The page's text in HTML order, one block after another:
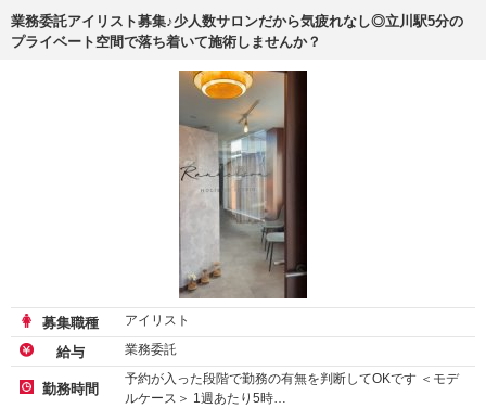
業務委託アイリスト募集♪少人数サロンだから気疲れなし◎立川駅5分の
プライベート空間で落ち着いて施術しませんか？
募集職種 アイリスト
給与 業務委託
勤務時間
予約が入った段階で勤務の有無を判断してOKです ＜モデ
ルケース＞ 1週あたり5時…